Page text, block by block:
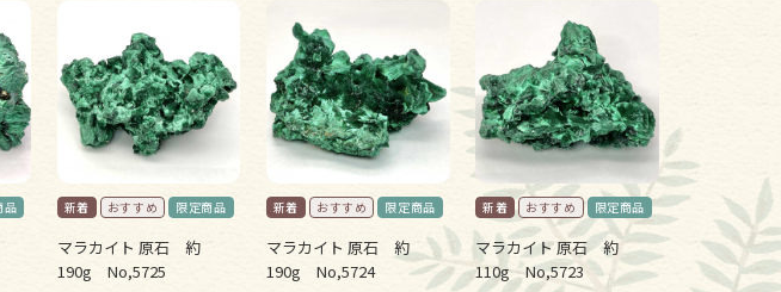
マラカイト 原石 約
190g No,5725
マラカイト 原石 約
190g No,5724
マラカイト 原石 約
110g No,5723